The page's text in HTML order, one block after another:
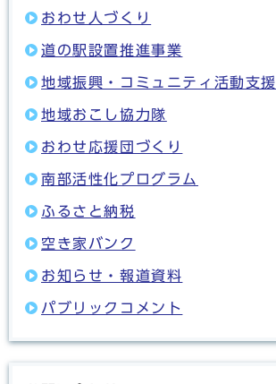
おわせ人づくり
道の駅設置推進事業
地域振興・コミュニティ活動支援
地域おこし協力隊
おわせ応援団づくり
南部活性化プログラム
ふるさと納税
空き家バンク
お知らせ・報道資料
パブリックコメント